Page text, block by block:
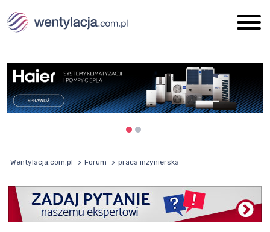
Wentylacja.com.pl Forum praca inzynierska